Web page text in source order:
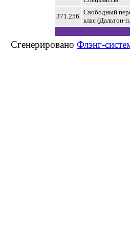
371.256
Свободный
клас (Дальтон-
Сгенерировано Флэнг-